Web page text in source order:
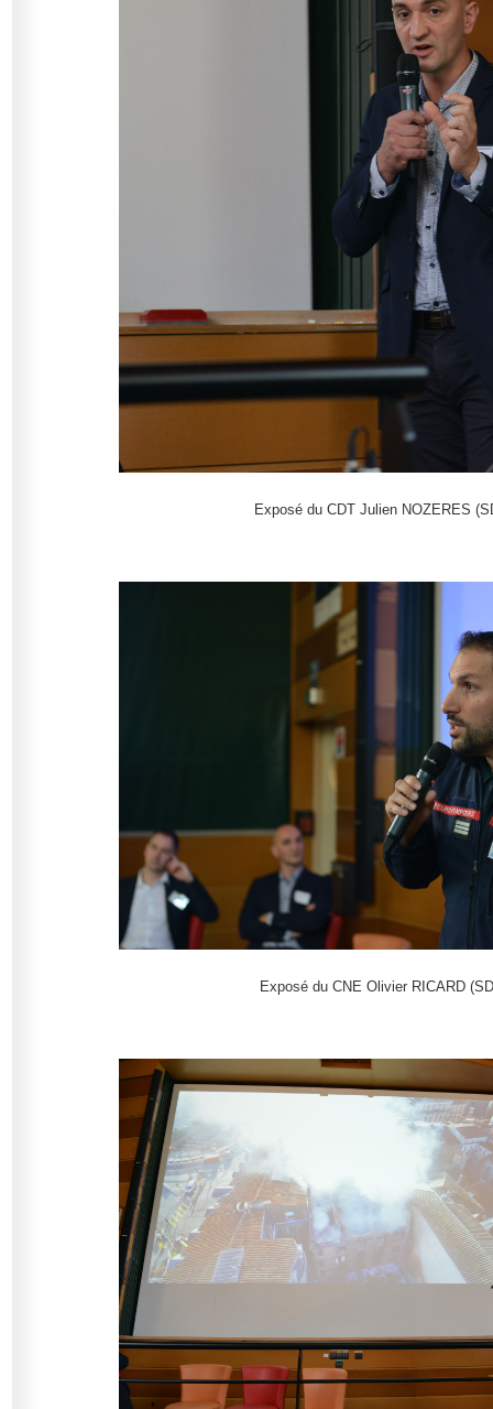
Exposé du CDT Julien NOZERES
Exposé du CNE Olivier RICARD